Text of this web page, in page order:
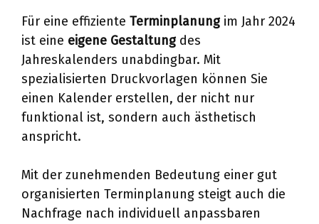
Für eine effiziente Terminplanungim Jahr 2024
ist eine eigene Gestaltungdes
Jahreskalenders unabdingbar. Mit
spezialisierten Druckvorlagen können Sie
einen Kalender erstellen, der nicht nur
funktional ist, sondern auch ästhetisch
anspricht.
Mit der zunehmenden Bedeutung einer gut
organisierten Terminplanung steigt auch die
Nachfrage nach individuell anpassbaren